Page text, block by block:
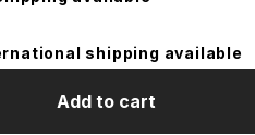
shipping available
Add to cart